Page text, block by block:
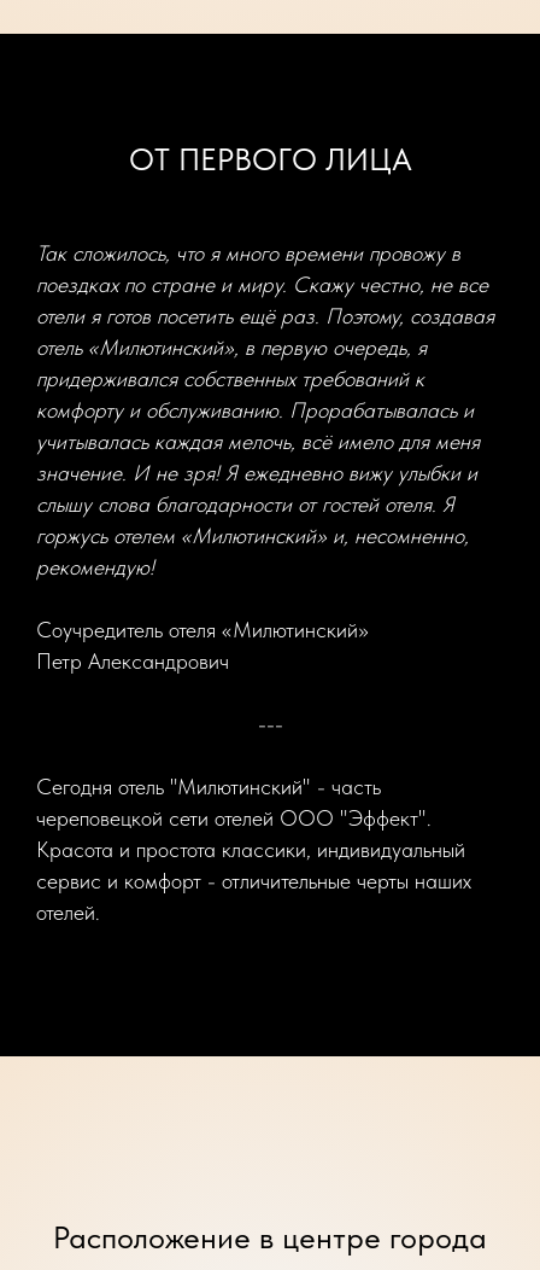
ОТ ПЕРВОГО ЛИЦА
Так сложилось, что я много времени провожу в
поездках по стране и миру. Скажу честно, не все
отели я готов посетить ещё раз. Поэтому, создавая
отель «Милютинский», в первую очередь, я
придерживался собственных требований к
комфорту и обслуживанию. Прорабатывалась и
учитывалась каждая мелочь, всё имело для меня
значение. И не зря! Я ежедневно вижу улыбки и
слышу слова благодарности от гостей отеля. Я
горжусь отелем «Милютинский» и, несомненно,
рекомендую!
Соучредитель отеля «Милютинский»
Петр Александрович
---
Сегодня отель "Милютинский" - часть
череповецкой сети отелей ООО "Эффект".
Красота и простота классики, индивидуальный
сервис и комфорт - отличительные черты наших
отелей.
Расположение в центре города